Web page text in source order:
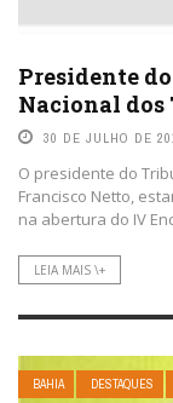
Presidente
Nacional dos
30 DE JULHO DE
O presidente do
Francisco Netto,
na abertura do IV
LEIA MAIS \+
BAHIA DESTAQUES